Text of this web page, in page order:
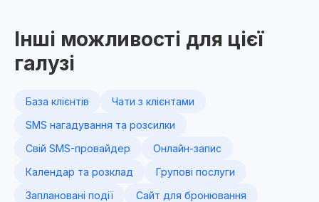
Інші можливості для цієї
галузі
База клієнтів
Чати з клієнтами
SMS нагадування та розсилки
Свій SMS-провайдер
Онлайн-запис
Календар та розклад
Групові послуги
Заплановані події
Сайт для бронювання